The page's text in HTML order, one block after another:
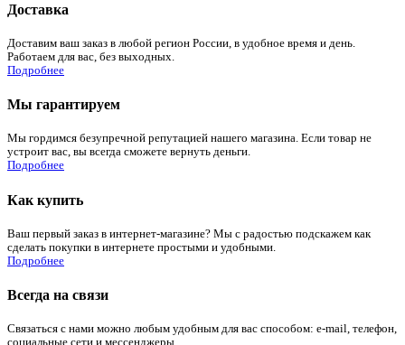
Доставка
Доставим ваш заказ в любой регион России, в удобное время и день.
Работаем для вас, без выходных.
Подробнее
Мы гарантируем
Мы гордимся безупречной репутацией нашего магазина. Если товар не
устроит вас, вы всегда сможете вернуть деньги.
Подробнее
Как купить
Ваш первый заказ в интернет-магазине? Мы с радостью подскажем как
сделать покупки в интернете простыми и удобными.
Подробнее
Всегда на связи
Связаться с нами можно любым удобным для вас способом: e-mail, телефон,